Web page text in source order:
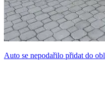
Auto se nepodařilo přidat do